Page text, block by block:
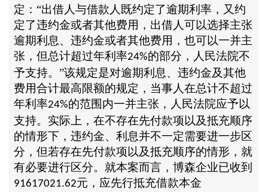
定：“出借人与借款人既约定了逾期利率，又约
定了违约金或者其他费用，出借人可以选择主张
逾期利息、违约金或者其他费用，也可以一并主
张，但总计超过年利率24%的部分，人民法院不
予支持。”该规定是对逾期利息、违约金及其他
费用合计最高限额的规定，当事人在总计不超过
年利率24%的范围内一并主张，人民法院应予以
支持。实际上，在不存在先付款项以及抵充顺序
的情形下，违约金、利息并不一定需要进一步区
分，但若存在先付款项以及抵充顺序的情形，就
有必要进行区分。就本案而言，博森企业已收到
91617021.62元，应先行抵充借款本金